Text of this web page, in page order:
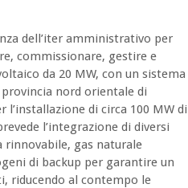
dell’iter amministrativo per
commissionare, gestire e
da 20 MW, con un sistema
nord orientale di
di circa 100 MW di
l’integrazione di diversi
gas naturale
di backup per garantire un
riducendo al contempo le